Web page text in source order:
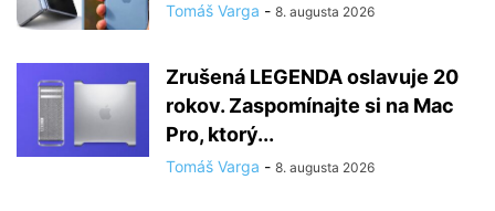
Tomáš Varga - 8. augusta 2026
Zrušená LEGENDA oslavuje 20
rokov. Zaspomínajte si na Mac
Pro, ktorý...
Tomáš Varga - 8. augusta 2026